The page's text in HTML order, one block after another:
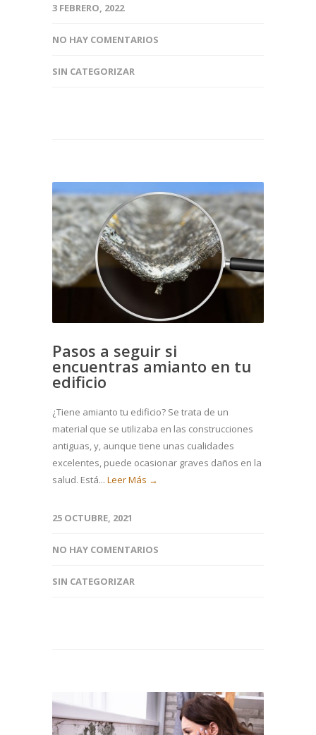
3 FEBRERO, 2022
NO HAY COMENTARIOS
SIN CATEGORIZAR
Pasos a seguir si
encuentras amianto en tu
edificio
¿Tiene amianto tu edificio? Se trata de un
material que se utilizaba en las construcciones
antiguas, y, aunque tiene unas cualidades
excelentes, puede ocasionar graves daños en la
salud. Está... Leer Más →
25 OCTUBRE, 2021
NO HAY COMENTARIOS
SIN CATEGORIZAR